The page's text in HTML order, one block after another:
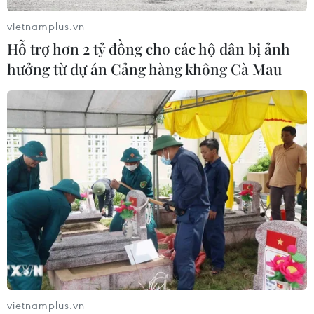
Hải Phòng khởi tố, bắt tạm giam 28
đối tượng tổ chức đánh bạc và rửa
tiền
Xem thêm
CƠ QUAN CHỦ QUẢN: THÔNG TẤN XÃ VIỆT NAM
Tổng Biên tập: TRẦN TIẾN DUẨN
Phó Tổng Biên tập: NGUYỄN THỊ TÁM, KHÚC THANH
THỦY
vietnamplus.vn
Hỗ trợ hơn 2 tỷ đồng cho các hộ dân bị ảnh
hưởng từ dự án Cảng hàng không Cà Mau
vietnamplus.vn